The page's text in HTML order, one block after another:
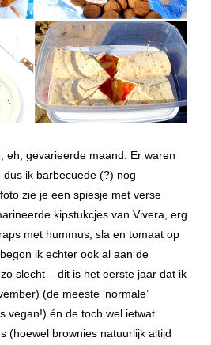
eh, gevarieerde maand. Er waren
ik barbecuede (?) nog
zie je een spiesje met verse
kipstukcjes van Vivera, erg
met hummus, sla en tomaat op
ik echter ook al aan de
slecht – dit is het eerste jaar dat ik
(de meeste ‘normale’
vegan!) én de toch wel ietwat
(hoewel brownies natuurlijk altijd